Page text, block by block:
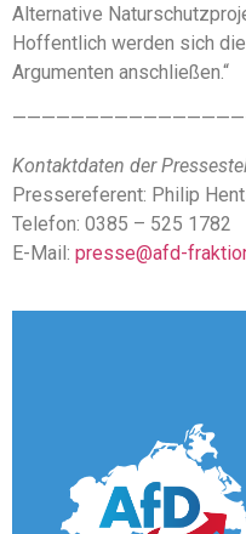
Alternative
Hoffentlich werden sich
Argumenten anschließen.“
Kontaktdaten der
Pressereferent: Philip
Telefon: 0385 – 525 1782
E-Mail: presse@afd-